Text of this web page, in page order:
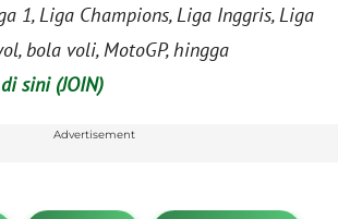
1, Liga Champions, Liga Inggris, Liga
bola voli, MotoGP, hingga
sini (JOIN)
Advertisement